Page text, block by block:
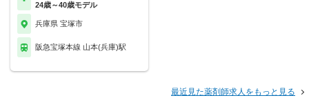
24歳～40歳モデル
兵庫県 宝塚市
阪急宝塚本線 山本(兵庫)駅
最近見た薬剤師求人をもっと見る